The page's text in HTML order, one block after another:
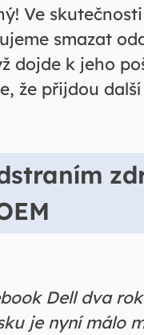
Ve skutečnosti
smazat
dojde k jeho
že přijdou
Dell dva
je nyní málo